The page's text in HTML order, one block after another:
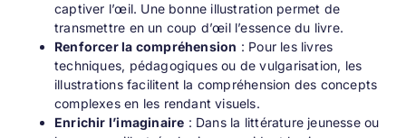
captiver l’œil. Une bonne illustration permet de
transmettre en un coup d’œil l’essence du livre.
Renforcer la compréhension : Pour les livres
techniques, pédagogiques ou de vulgarisation, les
illustrations facilitent la compréhension des concepts
complexes en les rendant visuels.
Enrichir l’imaginaire : Dans la littérature jeunesse ou